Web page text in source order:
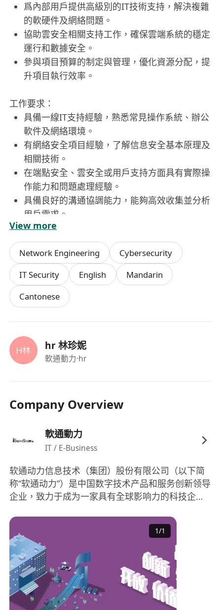
爲內部用戶提供高級別的IT技術支持，解決複雜
的軟硬件及網絡問題。
協助雲安全相關支持工作，確保雲端系統的穩定
運行和數據安全。
參與項目預算的制定與管理，優化資源分配，提
升項目執行效率。
工作要求：
具備一線IT支持經驗，熟悉常見操作系統、辦公
軟件及網絡環境。
有網絡安全項目經驗，了解信息安全基本原理及
相關技術。
在端點安全、雲安全或用戶支持方面具有實際操
作能力和問題處理經驗。
具備良好的溝通協調能力，能夠高效收集並分析
用戶需求。
具備項目預算管理能力，能有效控制成本並進行
資源配置。
View more
Network Engineering
Cybersecurity
IT Security
English
Mandarin
Cantonese
hr 林珍妮
軟通動力·hr
Company Overview
軟通動力
IT / E-Business
软通动力信息技术（集团）股份有限公司（以下简
称“软通动力”）是中国数字技术产品和服务创新领导
企业，致力于成为一家具有全球影响力的科技企
成立于北京，多年来始终坚持科技创新，具有软硬
全栈的智能技术产品和服务能力，提供软件与数字
技术服务、计算产品与数字基础设施、数字能源与
智算服务以及国际化服务。目前，公司在10余个重
要行业服务超过1100家国内外客户，其中超过230
家客户为世界500强或中国500强企业，员工近
90000人。
1/1